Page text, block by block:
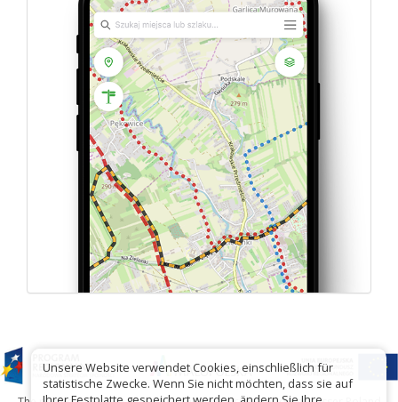
Unsere Website verwendet Cookies, einschließlich für
statistische Zwecke. Wenn Sie nicht möchten, dass sie auf